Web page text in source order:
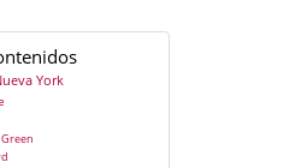
York